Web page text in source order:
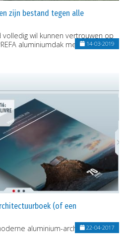
zijn bestand tegen alle
wil kunnen vertrouwen op
aluminiumdak met coating
14-03-2019
(of een
aluminium-architectuur
22-04-2017